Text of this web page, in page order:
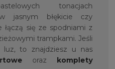
tonacjach
jasnym błękicie czy
się ze spodniami z
trampkami. Jeśli
luz, to znajdziesz u nas
oraz komplety